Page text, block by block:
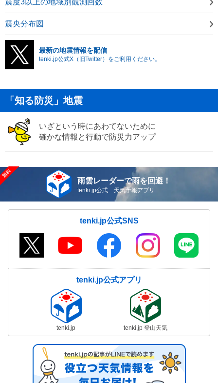
震央分布図
最新の地震情報を配信
tenki.jp公式X（旧Twitter）をご利用ください。
「知る防災」地震
いざという時にあわてないために
確かな情報と行動で防災力アップ
雨雲レーダーで雨を回避！
tenki.jp公式 天気予報アプリ
tenki.jp公式SNS
tenki.jp公式アプリ
tenki.jp tenki.jp 登山天気